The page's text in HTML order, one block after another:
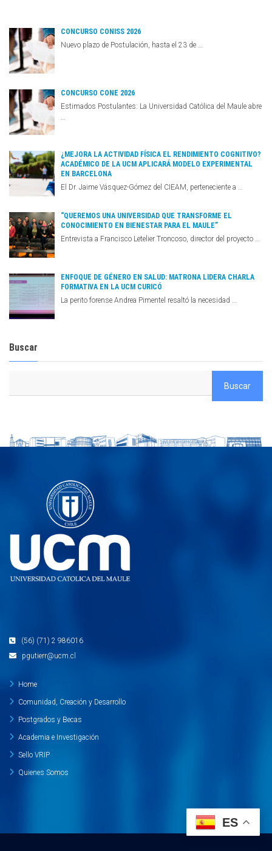
CONCURSO CONISS 2026
Nuevo plazo de Postulación, hasta el 23 de …
CONCURSO CONE 2026
Estimados Postulantes: La Universidad Católica del Maule abre
…
¿MEJORA LA ACTIVIDAD FÍSICA EL RENDIMIENTO COGNITIVO?
ACADÉMICO DE LA UCM APLICARÁ MODELO EXPERIMENTAL
EN BARCELONA
El Dr. Jaime Vásquez-Gómez del CIEAM, perteneciente a …
“QUEREMOS UNA UNIVERSIDAD QUE TRANSFORME EL
CONOCIMIENTO EN BIENESTAR PARA EL MAULE”
Entrevista a Francisco Letelier Troncoso, director del proyecto …
ENFOQUE DE GÉNERO EN SALUD: MATRONA LIDERA CHARLA
FORMATIVA EN LA UCM CURICÓ
La perito forense Andrea Pimentel resaltó la necesidad …
Buscar
(56) (71) 2 986016
pgutierr@ucm.cl
Home
Comunidad, Creación y Desarrollo
Postgrados y Becas
Academia e Investigación
Sello VRIP
Quienes Somos
ES